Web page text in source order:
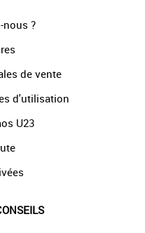
nous ?
de vente
d'utilisation
U23